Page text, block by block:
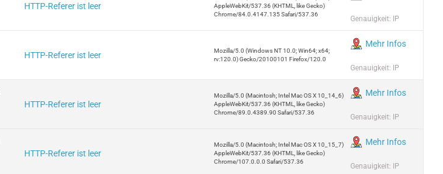
HTTP-Referer ist leer
AppleWebKit/537.36 (KHTML, like Gecko)
Chrome/84.0.4147.135 Safari/537.36
Genauigkeit: IP
HTTP-Referer ist leer
Mozilla/5.0 (Windows NT 10.0; Win64; x64;
rv:120.0) Gecko/20100101 Firefox/120.0
Mehr Infos
Genauigkeit: IP
HTTP-Referer ist leer
Mozilla/5.0 (Macintosh; Intel Mac OS X 10_14_6)
AppleWebKit/537.36 (KHTML, like Gecko)
Chrome/89.0.4389.90 Safari/537.36
Mehr Infos
Genauigkeit: IP
HTTP-Referer ist leer
Mozilla/5.0 (Macintosh; Intel Mac OS X 10_15_7)
AppleWebKit/537.36 (KHTML, like Gecko)
Chrome/107.0.0.0 Safari/537.36
Mehr Infos
Genauigkeit: IP